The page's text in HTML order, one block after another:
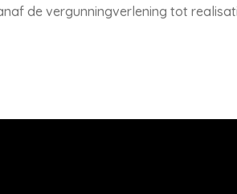
de vergunningverlening tot